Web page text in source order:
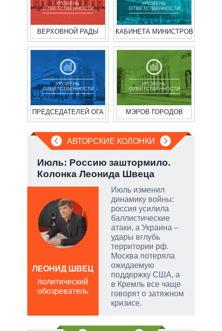
УРОВЕНЬ
ОТВЕТСТВЕННОСТИ
ВЕРХОВНОЙ РАДЫ
УРОВЕНЬ
ОТВЕТСТВЕННОСТИ
КАБИНЕТА МИНИСТРОВ
УРОВЕНЬ
ОТВЕТСТВЕННОСТИ
ПРЕДСЕДАТЕЛЕЙ ОГА
УРОВЕНЬ
ОТВЕТСТВЕННОСТИ
МЭРОВ ГОРОДОВ
АВТОРСКИЕ КОЛОНКИ
Июль: Россию заштормило.
Колонка Леонида Швеца
Июль изменил
динамику войны:
россия усилила
баллистические
атаки, а Украина –
удары вглубь
территории рф.
Москва потеряла
ожидаемую
поддержку США, а
в Кремль все чаще
говорят о затяжном
кризисе.
ЛЕОНИД ШВЕЦ
политический
обозреватель